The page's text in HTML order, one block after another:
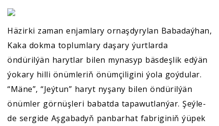
Häzirki zaman enjamlary ornaşdyrylan Babadaýhan,
Kaka dokma toplumlary daşary ýurtlarda
öndürilýän harytlar bilen mynasyp bäsdeşlik edýän
ýokary hilli önümleriň önümçiligini ýola goýdular.
“Mäne”, “Jeýtun” haryt nyşany bilen öndürilýän
önümler görnüşleri babatda tapawutlanýar. Şeýle-
de sergide Aşgabadyň panbarhat fabriginiň ýüpek